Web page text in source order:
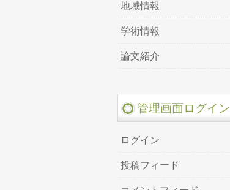
地域情報
学術情報
論文紹介
管理画面ログイン
ログイン
投稿フィード